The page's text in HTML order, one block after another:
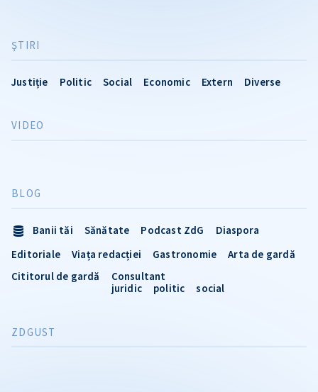
ŞTIRI
Justiție Politic Social Economic Extern Diverse
VIDEO
BLOG
Banii tăi Sănătate Podcast ZdG
Diaspora
Editoriale
Viața redacției Gastronomie
Arta de gardă
Cititorul de gardă
Consultant
juridic
politic social
ZDGUST